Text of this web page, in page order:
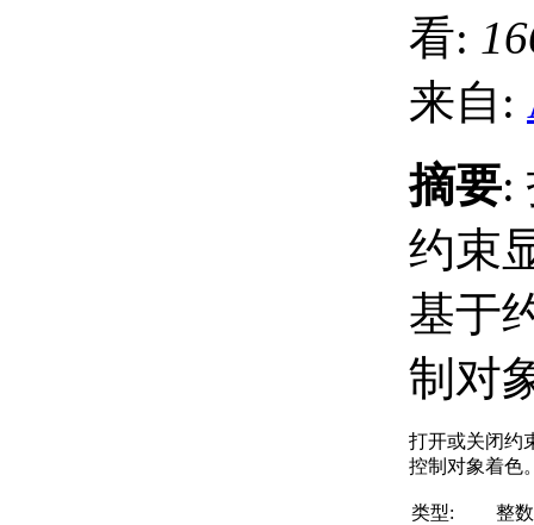
看:
来自:
摘要:
约束
基于
制对
打开或关闭约
控制对象着色
类型:
整数